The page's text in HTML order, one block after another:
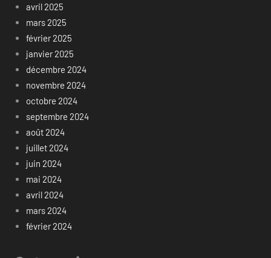
avril 2025
mars 2025
février 2025
janvier 2025
décembre 2024
novembre 2024
octobre 2024
septembre 2024
août 2024
juillet 2024
juin 2024
mai 2024
avril 2024
mars 2024
février 2024